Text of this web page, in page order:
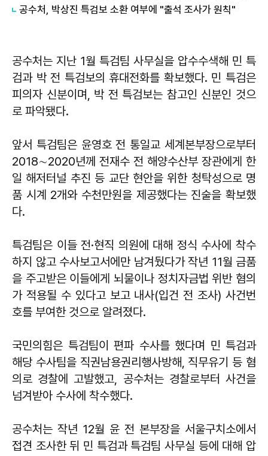
공수처, 박상진 특검보 소환 여부에 "출석 조사가 원칙"
공수처는 지난 1월 특검팀 사무실을 압수수색해 민 특
검과 박 전 특검보의 휴대전화를 확보했다. 민 특검은
피의자 신분이며, 박 전 특검보는 참고인 신분인 것으
로 파악됐다.
앞서 특검팀은 윤영호 전 통일교 세계본부장으로부터
2018∼2020년께 전재수 전 해양수산부 장관에게 한
일 해저터널 추진 등 교단 현안을 위한 청탁성으로 명
품 시계 2개와 수천만원을 제공했다는 진술을 확보했
다.
특검팀은 이들 전·현직 의원에 대해 정식 수사에 착수
하지 않고 수사보고서에만 남겨뒀다가 작년 11월 금품
을 주고받은 이들에게 뇌물이나 정치자금법 위반 혐의
가 적용될 수 있다고 보고 내사(입건 전 조사) 사건번
호를 부여한 것으로 알려졌다.
국민의힘은 특검팀이 편파 수사를 했다며 민 특검과
해당 수사팀을 직권남용권리행사방해, 직무유기 등 혐
의로 경찰에 고발했고, 공수처는 경찰로부터 사건을
넘겨받아 수사에 착수했다.
공수처는 작년 12월 윤 전 본부장을 서울구치소에서
접견 조사한 뒤 민 특검과 특검팀 사무실 등에 대해 압